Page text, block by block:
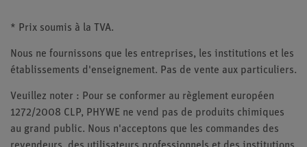
* Prix soumis à la TVA.
Nous ne fournissons que les entreprises, les institutions et les
établissements d'enseignement. Pas de vente aux particuliers.
Veuillez noter : Pour se conformer au règlement européen
1272/2008 CLP, PHYWE ne vend pas de produits chimiques
au grand public. Nous n'acceptons que les commandes des